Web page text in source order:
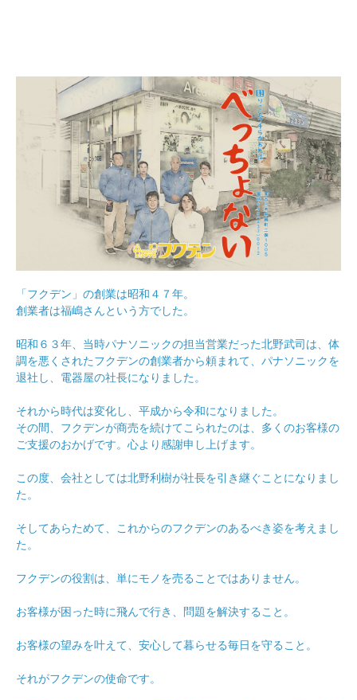
「フクデン」の創業は昭和４７年。
創業者は福嶋さんという方でした。
昭和６３年、当時パナソニックの担当営業だった北野武司は、体
調を悪くされたフクデンの創業者から頼まれて、パナソニックを
退社し、電器屋の社長になりました。
それから時代は変化し、平成から令和になりました。
その間、フクデンが商売を続けてこられたのは、多くのお客様の
ご支援のおかげです。心より感謝申し上げます。
この度、会社としては北野利樹が社長を引き継ぐことになりまし
た。
そしてあらためて、これからのフクデンのあるべき姿を考えまし
た。
フクデンの役割は、単にモノを売ることではありません。
お客様が困った時に飛んで行き、問題を解決すること。
お客様の望みを叶えて、安心して暮らせる毎日を守ること。
それがフクデンの使命です。